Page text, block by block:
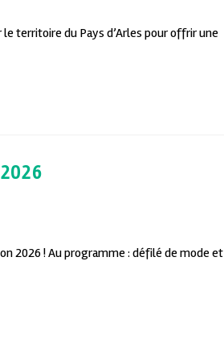
le territoire du Pays d’Arles pour offrir une
2026 ! Au programme : défilé de mode et